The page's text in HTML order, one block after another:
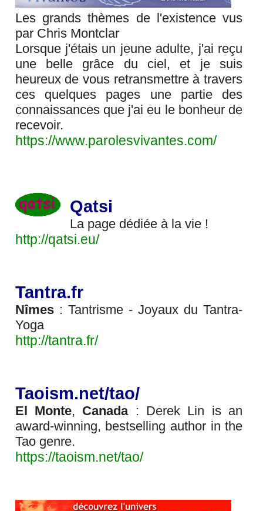
Les grands thèmes de l'existence vus
par Chris Montclar
Lorsque j'étais un jeune adulte, j'ai reçu
une belle grâce du ciel, et je suis
heureux de vous retransmettre à travers
ces quelques pages une partie des
connaissances que j'ai eu le bonheur de
recevoir.
https://www.parolesvivantes.com/
Qatsi
La page dédiée à la vie !
http://qatsi.eu/
Tantra.fr
Nîmes: Tantrisme - Joyaux du Tantra-
Yoga
http://tantra.fr/
Taoism.net/tao/
El Monte, Canada: Derek Lin is an
award-winning, bestselling author in the
Tao genre.
https://taoism.net/tao/